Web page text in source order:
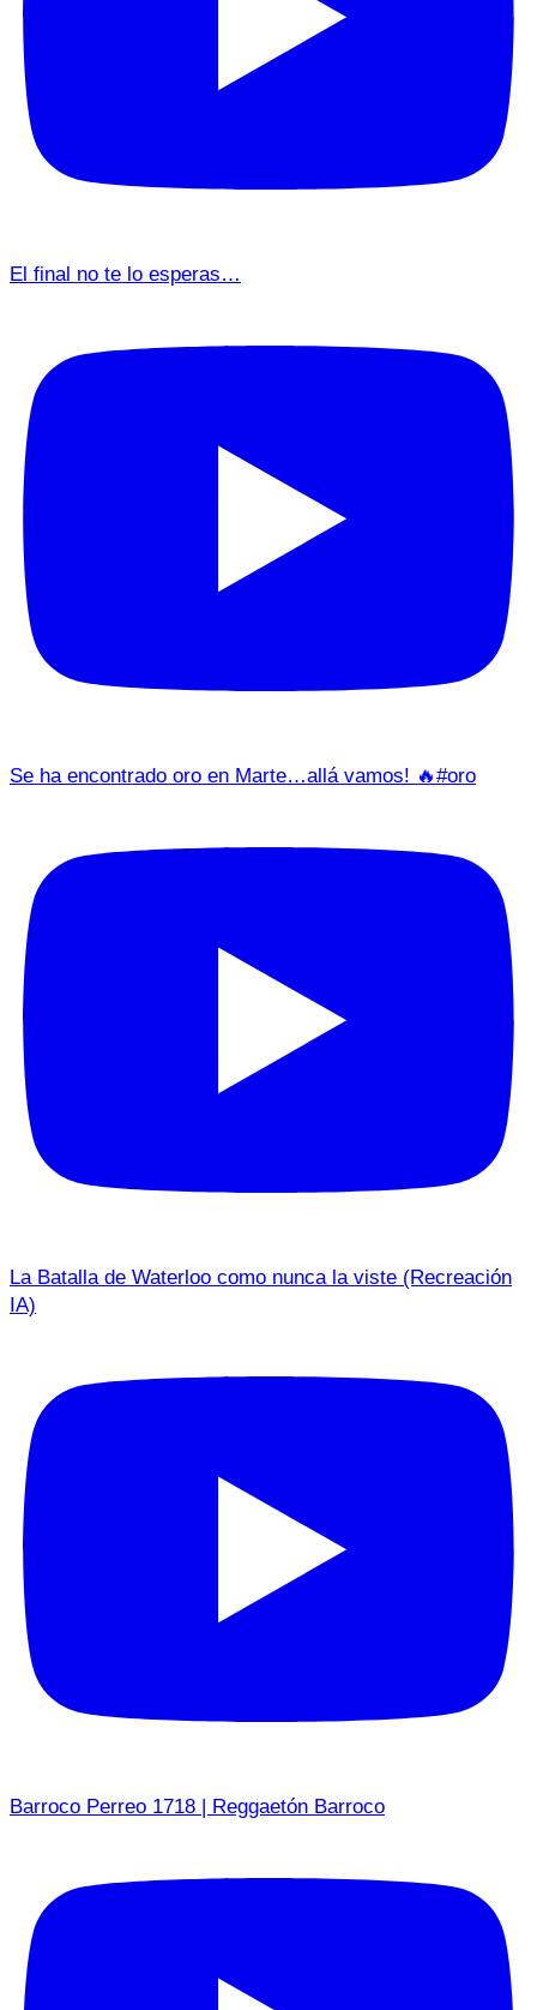
El final no te lo esperas…
Se ha encontrado oro en Marte…allá vamos! 🔥#oro
La Batalla de Waterloo como nunca la viste (Recreación
IA)
Barroco Perreo 1718 | Reggaetón Barroco